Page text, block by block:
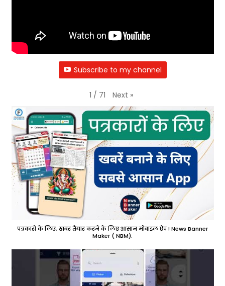
Subscribe to my channel
1 / 71 Next »
पत्रकारों के लिए, खबर तैयार करने के लिए आसान मोबाइल ऐप ! News Banner
Maker ( NBM).